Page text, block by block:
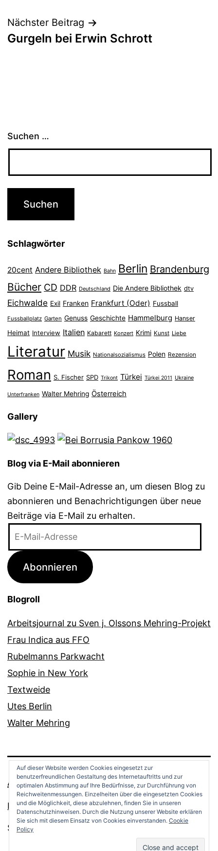
Nächster Beitrag
Gurgeln bei Erwin Schrott
Suchen …
Schlagwörter
20cent Andere Bibliothek Bahn Berlin Brandenburg
Bücher CD DDR Deutschland Die Andere Bibliothek dtv
Eichwalde Exil Franken Frankfurt (Oder) Fussball
Fussballplatz Garten Genuss Geschichte Hammelburg Hanser
Heimat Interview Italien Kabarett Konzert Krimi Kunst Liebe
Literatur Musik Nationalsozialismus Polen Rezension
Roman S. Fischer SPD Trikont Türkei Türkei 2011 Ukraine
Unterfranken Walter Mehring Österreich
Gallery
Blog via E-Mail abonnieren
Gib Deine E-Mail-Adresse an, um diesen Blog zu
abonnieren und Benachrichtigungen über neue
Beiträge via E-Mail zu erhalten.
Adresse
Abonnieren
Blogroll
Arbeitsjournal zu Sven j. Olssons Mehring-Projekt
Frau Indica aus FFO
Rubelmanns Parkwacht
Sophie in New York
Textweide
Utes Berlin
Walter Mehring
Auf dieser Website werden Cookies eingesetzt zur
benutzerfreundlichen Gestaltung des Internetauftritts und zur
optimalen Abstimmung auf Ihre Bedürfnisse, zur Durchführung von
Reichweitenmessungen. Einzelheiten über die eingesetzten Cookies
und die Möglichkeit, diese abzulehnen, finden Sie in unseren
Datenschutzhinweisen. Durch die Nutzung unserer Website erklären
Sie sich mit diesem Einsatz von Cookies einverstanden. Cookie
Policy
ANDREAS OPPERMANN
Datenschutz
Stolz präsentiert von